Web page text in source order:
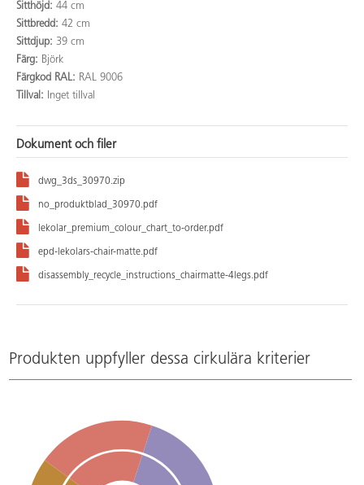
Sitthöjd: 44 cm
Sittbredd: 42 cm
Sittdjup: 39 cm
Färg: Björk
Färgkod RAL: RAL 9006
Tillval:
Inget tillval
Dokument och filer
dwg_3ds_30970.zip
no_produktblad_30970.pdf
lekolar_premium_colour_chart_to-order.pdf
epd-lekolars-chair-matte.pdf
disassembly_recycle_instructions_chairmatte-4legs.pdf
Produkten uppfyller dessa cirkulära kriterier